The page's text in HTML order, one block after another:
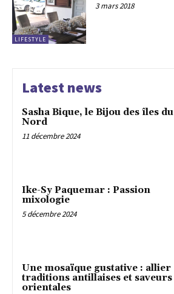
LIFESTYLE
3 mars 2018
Latest news
Sasha Bique, le Bijou des îles du
Nord
11 décembre 2024
Ike-Sy Paquemar : Passion
mixologie
5 décembre 2024
Une mosaïque gustative : allier
traditions antillaises et saveurs
orientales